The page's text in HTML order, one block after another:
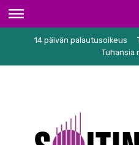
ETUSIVU
KARAOKE
14 päivän palautusoikeus
Tuhansia
navigointiin
sisältöön